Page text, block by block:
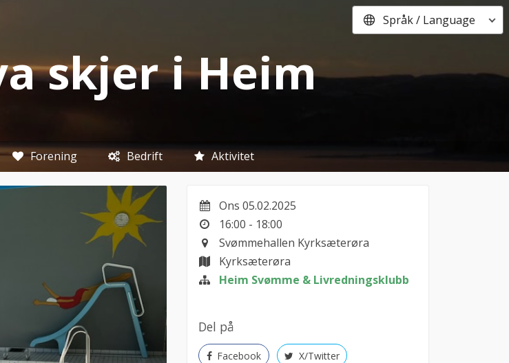
Språk / Language
skjer i Heim
Forening Bedrift Aktivitet
Ons 05.02.2025
16:00 - 18:00
Svømmehallen Kyrksæterøra
Kyrksæterøra
Heim Svømme & Livredningsklubb
Del på
Facebook X/Twitter